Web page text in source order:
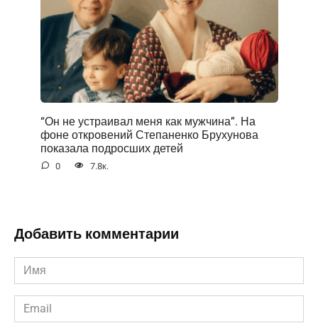
“Он не устраивал меня как мужчина”. На
фоне открoвений Степаненко Брухунова
показала подросших детей
0 7.8к.
Добавить комментарии
Имя
*
Email
*